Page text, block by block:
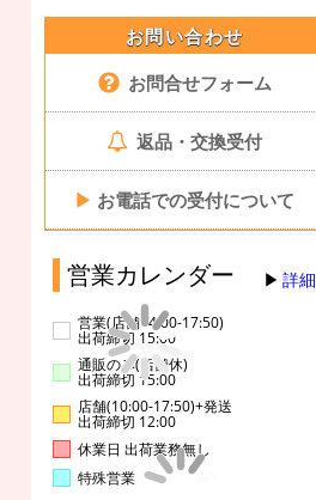
お問い合わせ
お問合せフォーム
返品・交換受付
▶ お電話での受付について
営業カレンダー 詳細
営業(店舗14:00-17:50)
出荷締切 15:00
通販のみ(店舗休)
出荷締切 15:00
店舗(10:00-17:50)+発送
出荷締切 12:00
休業日 出荷業務無し
特殊営業